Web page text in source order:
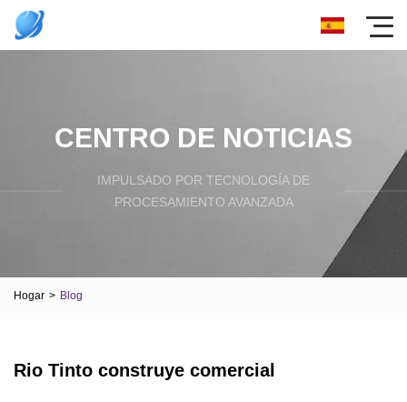
CENTRO DE NOTICIAS
IMPULSADO POR TECNOLOGÍA DE
PROCESAMIENTO AVANZADA
Hogar > Blog
Rio Tinto construye comercial